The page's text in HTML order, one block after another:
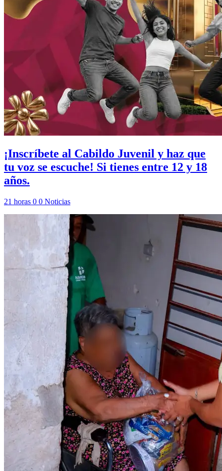
¡Inscríbete al Cabildo Juvenil y haz que
tu voz se escuche! Si tienes entre 12 y 18
años.
21 horas 0 0 Noticias